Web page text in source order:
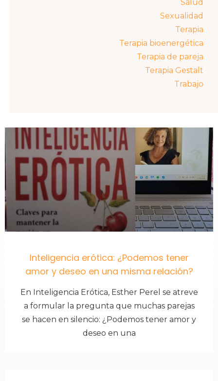
Salud
Sexualidad
Terapia
Terapia bioenergética
Terapia de pareja
Terapia Gestalt
Trabajo
Inteligencia erótica: ¿Podemos tener
amor y deseo en una misma relación?
En Inteligencia Erótica, Esther Perel se atreve
a formular la pregunta que muchas parejas
se hacen en silencio: ¿Podemos tener amor y
deseo en una